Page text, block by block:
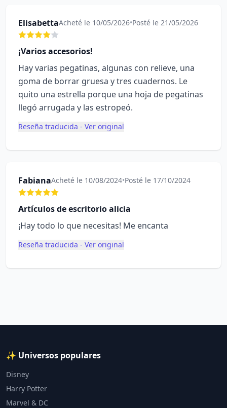
ElisabettaAcheté le 10/05/2026•Posté le 21/05/2026
¡Varios accesorios!
Hay varias pegatinas, algunas con relieve, una
goma de borrar gruesa y tres cuadernos. Le
quito una estrella porque una hoja de pegatinas
llegó arrugada y las estropeó.
Reseña traducida - Ver original
FabianaAcheté le 10/08/2024•Posté le 17/10/2024
Artículos de escritorio alicia
¡Hay todo lo que necesitas! Me encanta
Reseña traducida - Ver original
✨ Universos populares
Disney
Harry Potter
Marvel & DC